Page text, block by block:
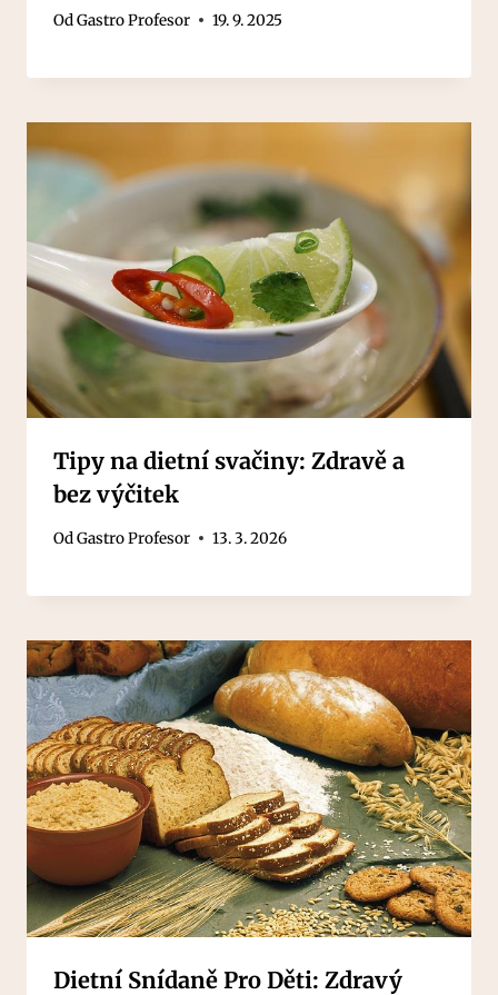
OdGastro Profesor 19. 9. 2025
Tipy na dietní svačiny: Zdravě a
bez výčitek
OdGastro Profesor 13. 3. 2026
Dietní Snídaně Pro Děti: Zdravý